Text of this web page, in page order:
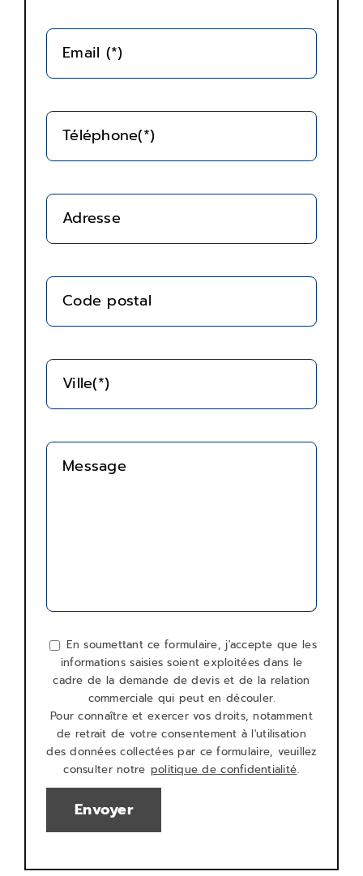
Email (*)
Téléphone(*)
Adresse
Code postal
Ville(*)
Message
En soumettant ce formulaire, j'accepte que les
informations saisies soient exploitées dans le
cadre de la demande de devis et de la relation
commerciale qui peut en découler.
Pour connaître et exercer vos droits, notamment
de retrait de votre consentement à l'utilisation
des données collectées par ce formulaire, veuillez
consulter notre politique de confidentialité.